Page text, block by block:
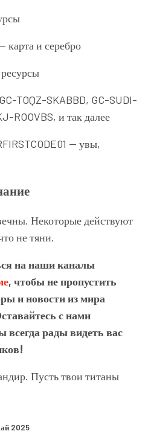
карта и серебро
TOQZ-SKABBD, GC-SUDI-
ROOVBS, и так далее
— увы,
Некоторые действуют
не тяни.
на наши каналы
, чтобы не пропустить
и новости из мира
с нами
всегда рады видеть вас
Пусть твои титаны
2025